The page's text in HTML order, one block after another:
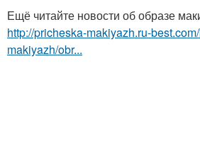
Ещё читайте новости об образе
http://pricheska-makiyazh.ru-
makiyazh/obr...